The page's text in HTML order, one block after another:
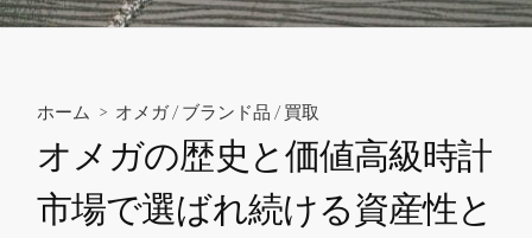
キ
替
ホーム > オメガ /ブランド品 /買取
オメガの歴史と価値高級時計
市場で選ばれ続ける資産性と